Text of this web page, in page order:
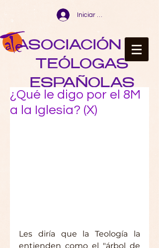
Iniciar sesión
ASOCIACIÓN DE
TEÓLOGAS
ESPAÑOLAS
¿Qué le digo por el 8M
a la Iglesia? (X)
Les diría que la Teología la
entienden como el "árbol de